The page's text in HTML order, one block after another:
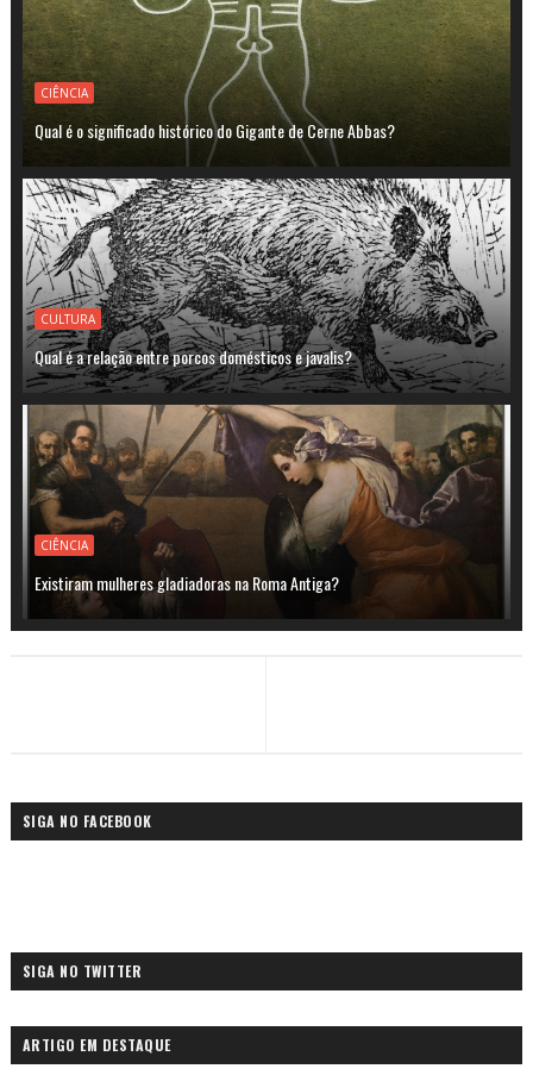
CIÊNCIA
Qual é o significado histórico do Gigante de Cerne Abbas?
CULTURA
Qual é a relação entre porcos domésticos e javalis?
CIÊNCIA
Existiram mulheres gladiadoras na Roma Antiga?
SIGA NO FACEBOOK
SIGA NO TWITTER
ARTIGO EM DESTAQUE